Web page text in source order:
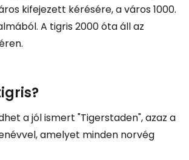
kifejezett kérésére, a város 1000.
A tigris 2000 óta áll az
a jól ismert "Tigerstaden", azaz a
amelyet minden norvég